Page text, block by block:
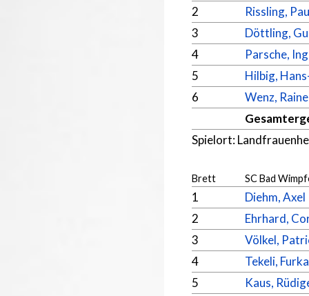
2
Rissling,
3
Döttling,
4
Parsche,
5
Hilbig,
6
Wenz,
Spielort:
Brett SC Bad
1
Diehm, Axel
2
Ehrhard,
3
Völkel,
4
Tekeli,
5
Kaus,